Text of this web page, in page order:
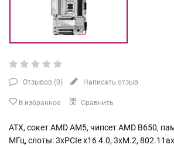
Отзывов (0) Написать отзыв
В избранное Сравнить
ATX, сокет AMD AM5, чипсет AMD B650,
МГц, слоты: 3xPCIe x16 4.0, 3xM.2,